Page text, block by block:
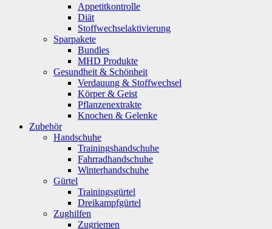
Appetitkontrolle
Diät
Stoffwechselaktivierung
Sparpakete
Bundles
MHD Produkte
Gesundheit & Schönheit
Verdauung & Stoffwechsel
Körper & Geist
Pflanzenextrakte
Knochen & Gelenke
Zubehör
Handschuhe
Trainingshandschuhe
Fahrradhandschuhe
Winterhandschuhe
Gürtel
Trainingsgürtel
Dreikampfgürtel
Zughilfen
Zugriemen